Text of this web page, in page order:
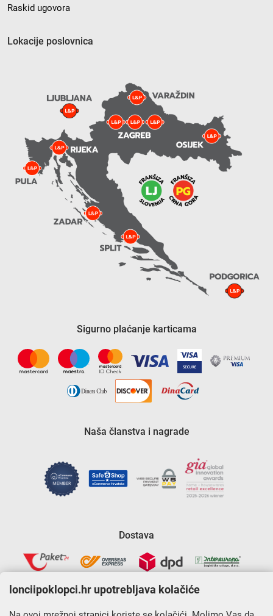
Raskid ugovora
Lokacije poslovnica
Sigurno plaćanje karticama
Naša članstva i nagrade
Dostava
lonciipoklopci.hr upotrebljava kolačiće